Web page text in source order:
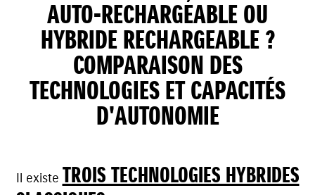
AUTO-RECHARGEABLE OU
HYBRIDE RECHARGEABLE ?
COMPARAISON DES
TECHNOLOGIES ET CAPACITÉS
D'AUTONOMIE
Il existe TROIS TECHNOLOGIES HYBRIDES